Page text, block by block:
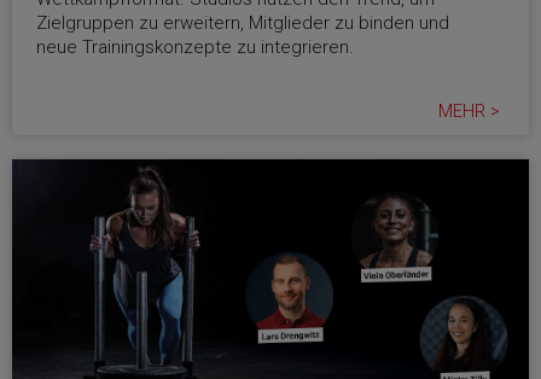
Zielgruppen zu erweitern, Mitglieder zu binden und
neue Trainingskonzepte zu integrieren.
MEHR >